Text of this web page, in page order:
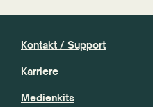
Kontakt / Support
Karriere
Medienkits